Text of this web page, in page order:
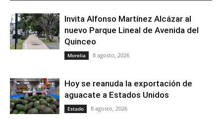
Invita Alfonso Martínez Alcázar al
nuevo Parque Lineal de Avenida del
Quinceo
Morelia 8 agosto, 2026
Hoy se reanuda la exportación de
aguacate a Estados Unidos
Estado 8 agosto, 2026